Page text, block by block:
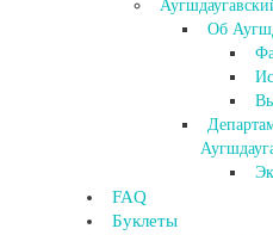
Об
FAQ
Буклеты